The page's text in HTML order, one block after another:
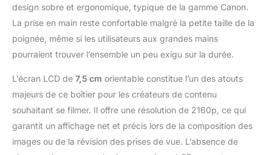
plan attrayant ainsi que
d'enregistrer des
vidéos UHD 4K 30p à
suréchantillonnage des
données du capteur
L'appareil photo
hybride offre un
support optimal pour
les tâches créatives.
design sobre et ergonomique, typique de la gamme Canon.
La prise en main reste confortable malgré la petite taille de la
poignée, même si les utilisateurs aux grandes mains
pourraient trouver l’ensemble un peu exigu sur la durée.
L’écran LCD de 7,5 cm orientable constitue l’un des atouts
majeurs de ce boîtier pour les créateurs de contenu
souhaitant se filmer. Il offre une résolution de 2160p, ce qui
garantit un affichage net et précis lors de la composition des
images ou de la révision des prises de vue. L’absence de